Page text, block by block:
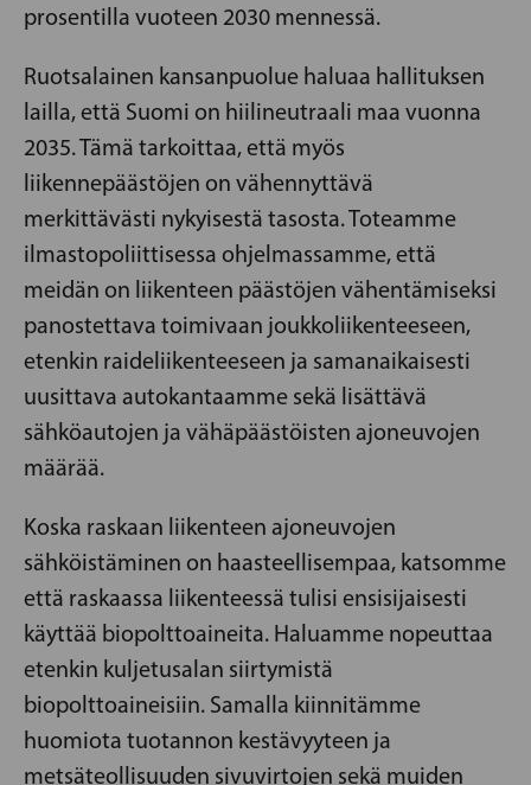
prosentilla vuoteen 2030 mennessä.
Ruotsalainen kansanpuolue haluaa hallituksen
lailla, että Suomi on hiilineutraali maa vuonna
2035. Tämä tarkoittaa, että myös
liikennepäästöjen on vähennyttävä
merkittävästi nykyisestä tasosta. Toteamme
ilmastopoliittisessa ohjelmassamme, että
meidän on liikenteen päästöjen vähentämiseksi
panostettava toimivaan joukkoliikenteeseen,
etenkin raideliikenteeseen ja samanaikaisesti
uusittava autokantaamme sekä lisättävä
sähköautojen ja vähäpäästöisten ajoneuvojen
määrää.
Koska raskaan liikenteen ajoneuvojen
sähköistäminen on haasteellisempaa, katsomme
että raskaassa liikenteessä tulisi ensisijaisesti
käyttää biopolttoaineita. Haluamme nopeuttaa
etenkin kuljetusalan siirtymistä
biopolttoaineisiin. Samalla kiinnitämme
huomiota tuotannon kestävyyteen ja
metsäteollisuuden sivuvirtojen sekä muiden